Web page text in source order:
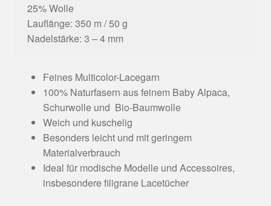
25% Wolle
Lauflänge: 350 m / 50 g
Nadelstärke: 3 – 4 mm
Feines Multicolor-Lacegarn
100% Naturfasern aus feinem Baby Alpaca,
Schurwolle und Bio-Baumwolle
Weich und kuschelig
Besonders leicht und mit geringem
Materialverbrauch
Ideal für modische Modelle und Accessoires,
insbesondere filigrane Lacetücher